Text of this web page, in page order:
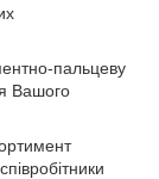
пальцеву
Вашого